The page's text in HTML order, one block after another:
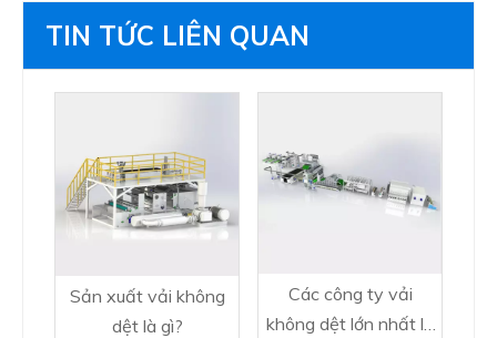
TIN TỨC LIÊN QUAN
Sản xuất vải không
dệt là gì?
Các công ty vải
không dệt lớn nhất là